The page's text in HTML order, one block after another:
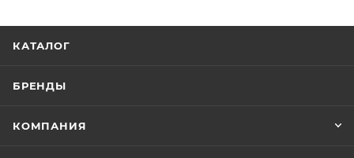
КАТАЛОГ
БРЕНДЫ
КОМПАНИЯ